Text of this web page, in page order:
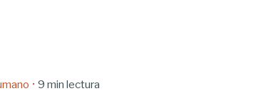
9 min lectura